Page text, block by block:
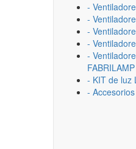
-
-
-
-
-
FABRILAMP
- KIT de luz
-